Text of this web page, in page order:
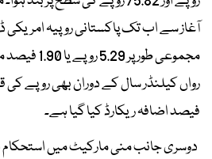
آغاز سے اب تک پاکستانی روپیہ امریکی
مجموعی طور
فیصد اضافہ ریکارڈ کیا گیا ہے۔
دوسری جانب منی مارکیٹ میں استحکام